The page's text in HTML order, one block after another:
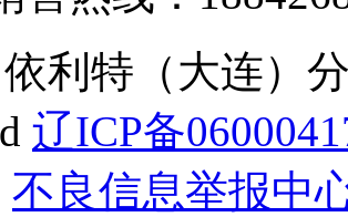
利特（大连）
辽ICP备
不良信息举报中